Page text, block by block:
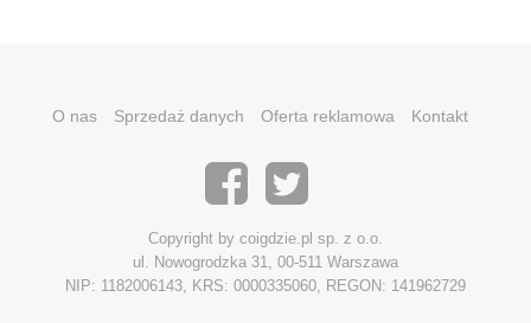
O nas Sprzedaż danych Oferta reklamowa Kontakt
Copyright by coigdzie.pl sp. z o.o.
ul. Nowogrodzka 31, 00-511 Warszawa
NIP: 1182006143, KRS: 0000335060, REGON: 141962729